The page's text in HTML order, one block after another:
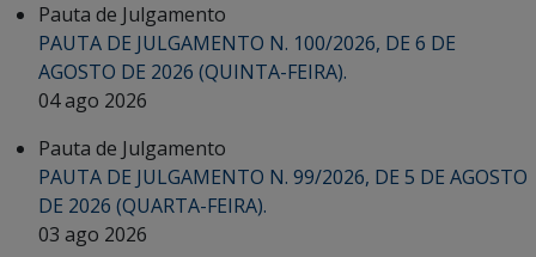
Pauta de Julgamento
PAUTA DE JULGAMENTO N. 100/2026, DE 6 DE
AGOSTO DE 2026 (QUINTA-FEIRA).
04 ago 2026
Pauta de Julgamento
PAUTA DE JULGAMENTO N. 99/2026, DE 5 DE AGOSTO
DE 2026 (QUARTA-FEIRA).
03 ago 2026